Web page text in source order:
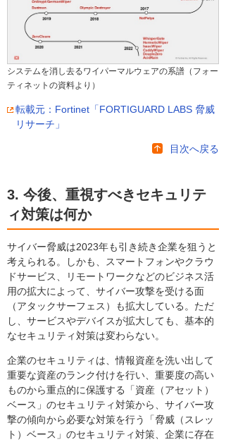
システムを消し去るワイパーマルウェアの系譜（フォー
ティネットの資料より）
転載元：Fortinet「FORTIGUARD LABS 脅威
リサーチ」
目次へ戻る
3. 今後、重視すべきセキュリテ
ィ対策は何か
サイバー脅威は2023年も引き続き企業を狙うと
考えられる。しかも、スマートフォンやクラウ
ドサービス、リモートワークなどのビジネス活
用の拡大によって、サイバー攻撃を受ける面
（アタックサーフェス）も拡大している。ただ
し、サービスやデバイスが拡大しても、基本的
なセキュリティ対策は変わらない。
企業のセキュリティは、情報資産を洗い出して
重要な資産のランク付けを行い、重要度の高い
ものから重点的に保護する「資産（アセット）
ベース」のセキュリティ対策から、サイバー攻
撃の傾向から必要な対策を行う「脅威（スレッ
ト）ベース」のセキュリティ対策、企業に存在